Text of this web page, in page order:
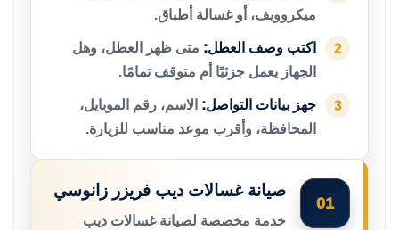
ميكروويف، أو غسالة أطباق.
2 اكتب وصف العطل: متى ظهر العطل، وهل
الجهاز يعمل جزئيًا أم متوقف تمامًا.
3 جهز بيانات التواصل: الاسم، رقم الموبايل،
المحافظة، وأقرب موعد مناسب للزيارة.
01
صيانة غسالات ديب فريزر زانوسي
خدمة مخصصة لصيانة غسالات ديب